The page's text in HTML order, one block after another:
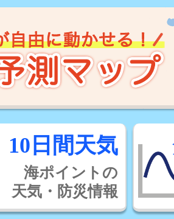
10日間天気
海ポイントの
天気・防災情報